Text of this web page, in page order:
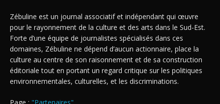
Zébuline est un journal associatif et indépendant qui œuvre
pour le rayonnement de la culture et des arts dans le Sud-Est.
Forte d’une équipe de journalistes spécialisés dans ces
domaines, Zébuline ne dépend d’aucun actionnaire, place la
culture au centre de son raisonnement et de sa construction
éditoriale tout en portant un regard critique sur les politiques
environnementales, culturelles, et les discriminations.